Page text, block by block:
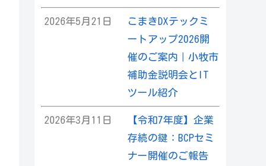
2026年5月21日
こまきDXテックミ
ートアップ2026開
催のご案内｜小牧市
補助金説明会とIT
ツール紹介
2026年3月11日
【令和7年度】企業
存続の鍵：BCPセミ
ナー開催のご報告